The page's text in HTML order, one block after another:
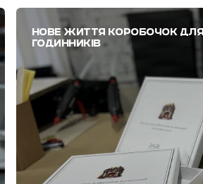
НОВЕ ЖИТТЯ КОРОБОЧОК ДЛЯ
ГОДИННИКІВ